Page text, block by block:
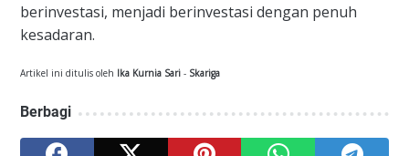
berinvestasi, menjadi berinvestasi dengan penuh
kesadaran.
Artikel ini ditulis oleh Ika Kurnia Sari - Skariga
Berbagi